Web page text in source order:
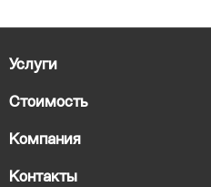
Услуги
Стоимость
Компания
Контакты